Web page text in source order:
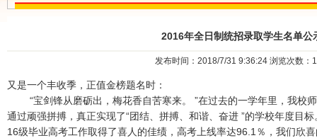
2016年全日制统招录取学生名单公
发布时间：2018/7/31 9:36:24 浏览次数：
又是一个丰收季，正值金榜题名时：
“宝剑锋从磨砺出，梅花香自苦寒来。 ”在过去的一学年里，我校
通过顽强拼搏，真正实现了“团结、拼搏、和谐、奋进 ”的学校年度目
16级毕业高考工作取得了喜人的佳绩，高考上线率达96.1％，我们欣